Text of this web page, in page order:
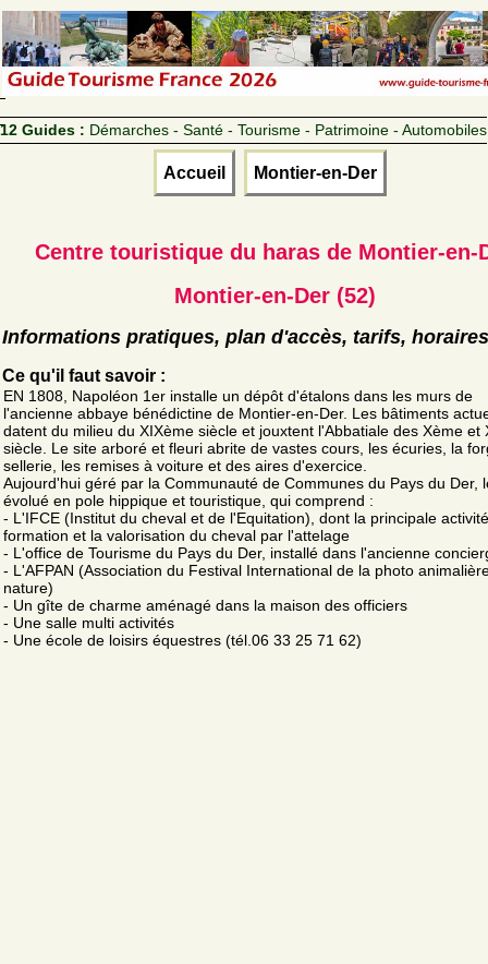
12 Guides : Démarches - Santé - Tourisme - Patrimoine - Automobiles
Accueil Montier-en-Der
Centre touristique du haras de Montier-en-
Montier-en-Der (52)
Informations pratiques, plan d'accès, tarifs, horaires
Ce qu'il faut savoir :
EN 1808, Napoléon 1er installe un dépôt d'étalons dans les murs de
l'ancienne abbaye bénédictine de Montier-en-Der. Les bâtiments
datent du milieu du XIXème siècle et jouxtent l'Abbatiale des Xème et
siècle. Le site arboré et fleuri abrite de vastes cours, les écuries, la
sellerie, les remises à voiture et des aires d'exercice.
Aujourd'hui géré par la Communauté de Communes du Pays du Der,
évolué en pole hippique et touristique, qui comprend :
- L'IFCE (Institut du cheval et de l'Equitation), dont la principale
formation et la valorisation du cheval par l'attelage
- L'office de Tourisme du Pays du Der, installé dans l'ancienne
- L'AFPAN (Association du Festival International de la photo
nature)
- Un gîte de charme aménagé dans la maison des officiers
- Une salle multi activités
- Une école de loisirs équestres (tél.06 33 25 71 62)